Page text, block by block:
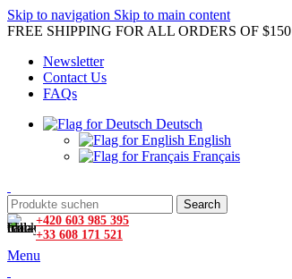
Skip to navigation Skip to main content
FREE SHIPPING FOR ALL ORDERS OF $150
Newsletter
Contact Us
FAQs
Deutsch
English
Français
Search
+420 603 985 395
+33 608 171 521
Menu